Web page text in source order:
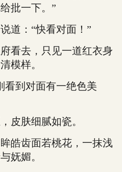
批一下。”
：“快看对面！”
去，只见一道红衣身
模样。
到对面有一绝色美
肤细腻如瓷。
齿面若桃花，一抹浅
妩媚。